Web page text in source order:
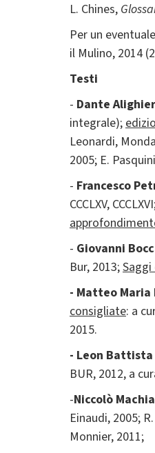
L. Chines,
Per un
il Mulino, 2014
Testi
- Dante
integrale);
Leonardi,
2005; E.
- Francesco
CCCLXV,
- Giovanni
Bur, 2013;
- Matteo
consigliate: a
2015.
- Leon
BUR, 2012, a
-Niccolò
Einaudi, 2005;
Monnier, 2011;